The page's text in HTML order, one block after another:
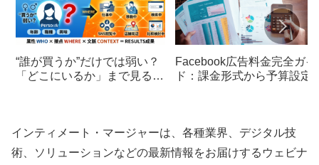
“誰が買うか”だけでは弱い？
「どこにいるか」まで見るタ
Facebook広告料金完全ガイ
ド：課金形式から予算設定
インティメート・マージャーは、各種業界、デジタル技
術、ソリューションなどの最新情報をお届けするウェビナ